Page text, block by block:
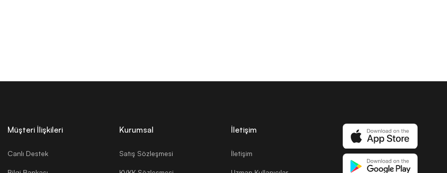
Müşteri İlişkileri
Canlı Destek
Kurumsal
Satış Sözleşmesi
İletişim
İletişim